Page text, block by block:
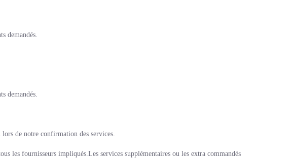
demandés.
demandés.
de notre confirmation des services.
les fournisseurs impliqués.Les services supplémentaires ou les extra commandés